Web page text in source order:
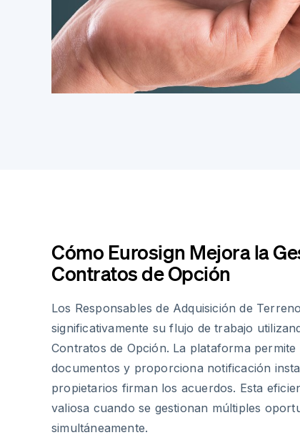
Cómo Eurosign Mejora la
Contratos de Opción
Los Responsables de Adquisición de
significativamente su flujo de trabajo
Contratos de Opción. La plataforma
documentos y proporciona notificación
propietarios firman los acuerdos. Esta
valiosa cuando se gestionan múltiples
simultáneamente.